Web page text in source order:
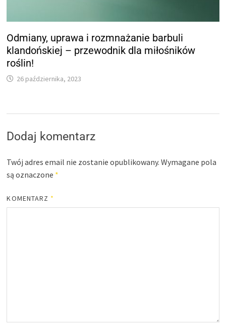
Odmiany, uprawa i rozmnażanie barbuli
klandońskiej – przewodnik dla miłośników
roślin!
26 października, 2023
Dodaj komentarz
Twój adres email nie zostanie opublikowany. Wymagane pola
są oznaczone *
KOMENTARZ *